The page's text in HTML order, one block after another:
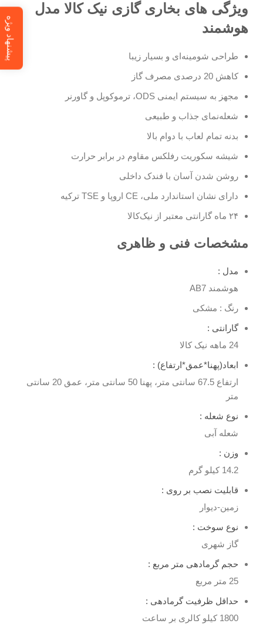
ویژگی های بخاری گازی نیک کالا مدل
هوشمند
طراحی شومینه‌ای و بسیار زیبا
کاهش 20 درصدی مصرف گاز
مجهز به سیستم ایمنی ODS، ترموکوپل و گاورنر
شعله‌نمای جذاب و طبیعی
بدنه تمام لعاب با دوام بالا
شیشه سکوریت رفلکس مقاوم در برابر حرارت
روشن شدن آسان با فندک داخلی
دارای نشان استاندارد ملی، CE اروپا و TSE ترکیه
۲۴ ماه گارانتی معتبر از نیک‌کالا
مشخصات فنی و ظاهری
مدل :
هوشمند AB7
رنگ : مشکی
گارانتی :
24 ماهه نیک کالا
ابعاد(پهنا*عمق*ارتفاع) :
ارتفاع 67.5 سانتی متر، پهنا 50 سانتی متر، عمق 20 سانتی
متر
نوع شعله :
شعله آبی
وزن :
14.2 کیلو گرم
قابلیت نصب بر روی :
زمین-دیوار
نوع سوخت :
گاز شهری
حجم گرمادهی متر مربع :
25 متر مربع
حداقل ظرفیت گرمادهی :
1800 کیلو کالری بر ساعت
پیشنهاد ویژه